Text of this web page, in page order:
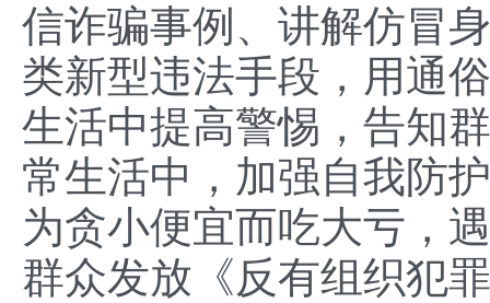
信诈骗事例、讲解仿冒
类新型违法手段，用通
生活中提高警惕，告知
常生活中，加强自我防
为贪小便宜而吃大亏，
群众发放《反有组织犯